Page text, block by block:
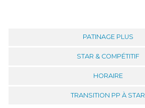
PATINAGE PLUS
STAR & COMPÉTITIF
HORAIRE
TRANSITION PP À STAR